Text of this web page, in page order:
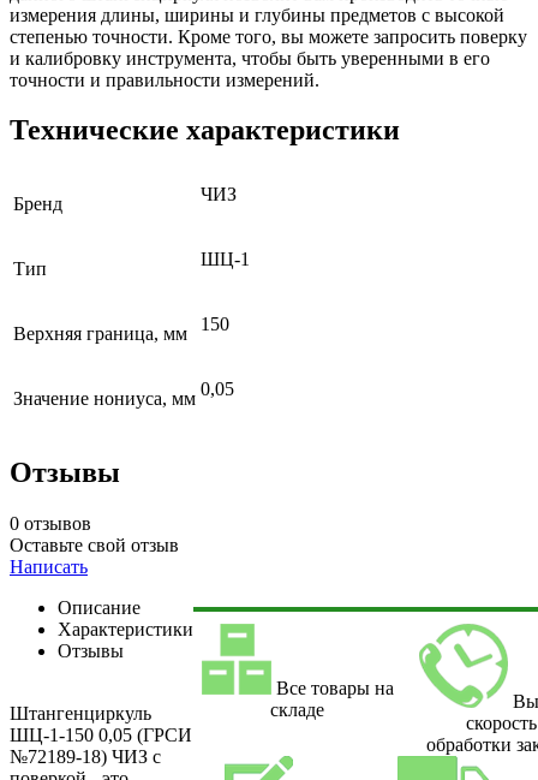
измерения длины, ширины и глубины предметов с высокой
степенью точности. Кроме того, вы можете запросить поверку
и калибровку инструмента, чтобы быть уверенными в его
точности и правильности измерений.
Технические характеристики
Бренд ЧИЗ
Тип ШЦ-1
Верхняя граница, мм 150
Значение нониуса, мм 0,05
Отзывы
0 отзывов
Оставьте свой отзыв
Написать
Описание
Характеристики
Отзывы
Штангенциркуль
ШЦ-1-150 0,05 (ГРСИ
№72189-18) ЧИЗ с
Все товары на
складе
скорость
обработки